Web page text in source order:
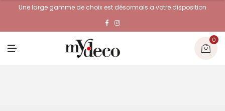
Une large gamme de choix est désormais a votre disposition
0